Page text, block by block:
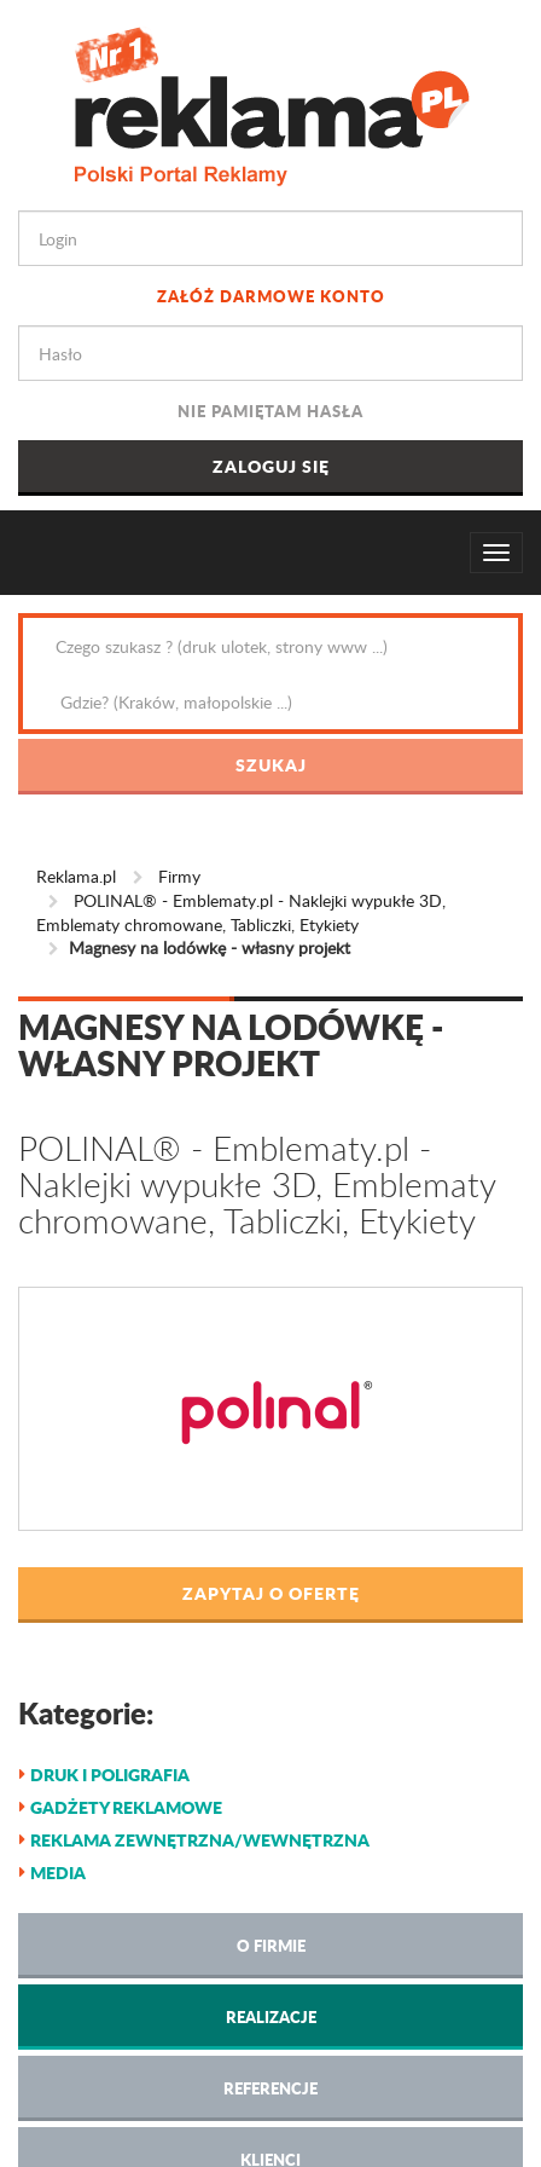
ZAŁÓŻ DARMOWE KONTO
NIE PAMIĘTAM HASŁA
Reklama.pl
Firmy
POLINAL® - Emblematy.pl - Naklejki wypukłe 3D,
Emblematy chromowane, Tabliczki, Etykiety
Magnesy na lodówkę - własny projekt
MAGNESY NA LODÓWKĘ -
WŁASNY PROJEKT
POLINAL® - Emblematy.pl -
Naklejki wypukłe 3D, Emblematy
chromowane, Tabliczki, Etykiety
ZAPYTAJ O OFERTĘ
Kategorie:
DRUK I POLIGRAFIA
GADŻETY REKLAMOWE
REKLAMA ZEWNĘTRZNA/WEWNĘTRZNA
MEDIA
O FIRMIE
REALIZACJE
REFERENCJE
KLIENCI